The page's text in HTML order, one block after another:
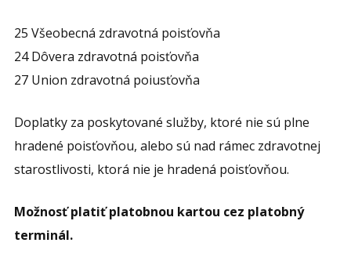
25 Všeobecná zdravotná poisťovňa
24 Dôvera zdravotná poisťovňa
27 Union zdravotná poiusťovňa
Doplatky za poskytované služby, ktoré nie sú plne
hradené poisťovňou, alebo sú nad rámec zdravotnej
starostlivosti, ktorá nie je hradená poisťovňou.
Možnosť platiť platobnou kartou cez platobný
terminál.